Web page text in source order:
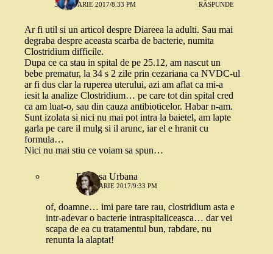
3 IANUARIE 2017/8:33 PM RĂSPUNDE
Ar fi util si un articol despre Diareea la adulti. Sau mai
degraba despre aceasta scarba de bacterie, numita
Clostridium difficile.
Dupa ce ca stau in spital de pe 25.12, am nascut un
bebe prematur, la 34 s 2 zile prin cezariana ca NVDC-ul
ar fi dus clar la ruperea uterului, azi am aflat ca mi-a
iesit la analize Clostridium… pe care tot din spital cred
ca am luat-o, sau din cauza antibioticelor. Habar n-am.
Sunt izolata si nici nu mai pot intra la baietel, am lapte
garla pe care il mulg si il arunc, iar el e hranit cu
formula…
Nici nu mai stiu ce voiam sa spun…
Printesa Urbana
3 IANUARIE 2017/9:33 PM
of, doamne… imi pare tare rau, clostridium asta e
intr-adevar o bacterie intraspitaliceasca… dar vei
scapa de ea cu tratamentul bun, rabdare, nu
renunta la alaptat!